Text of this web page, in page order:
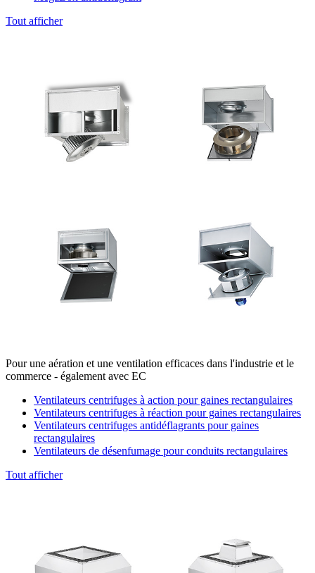
Tout afficher
Pour une aération et une ventilation efficaces dans l'industrie et le
commerce - également avec EC
Ventilateurs centrifuges à action pour gaines rectangulaires
Ventilateurs centrifuges à réaction pour gaines rectangulaires
Ventilateurs centrifuges antidéflagrants pour gaines
rectangulaires
Ventilateurs de désenfumage pour conduits rectangulaires
Tout afficher